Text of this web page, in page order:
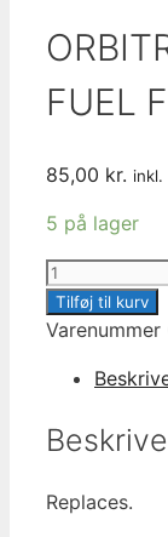
FUEL
85,00 kr. inkl.
5 på lager
ORBITRADE
ORB-
17201
FILTER
Tilføj til kurv
Varenummer
Replaces.